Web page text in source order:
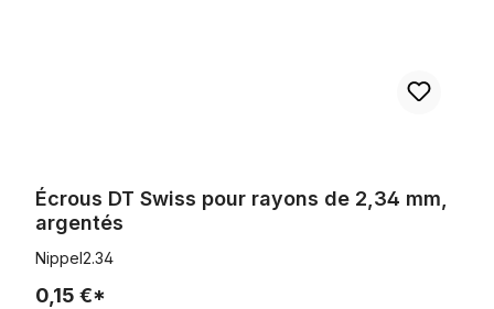
Écrous DT Swiss pour rayons de 2,34 mm,
argentés
Nippel2.34
0,15 €*